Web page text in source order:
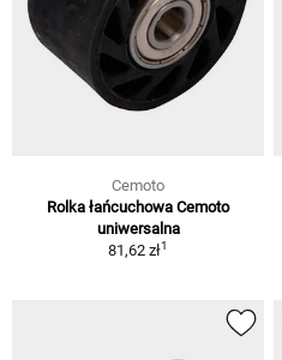
Cemoto
Rolka łańcuchowa Cemoto
uniwersalna
81,62 zł1